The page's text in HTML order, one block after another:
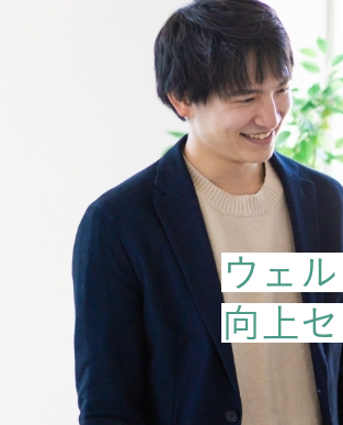
ウェ
向上